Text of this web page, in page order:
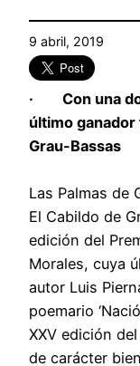
9 abril, 2019
· Con una
último
Grau-Bassas
Las Palmas de
El Cabildo de
edición del
Morales, cuya
autor Luis
poemario
XXV edición
de carácter